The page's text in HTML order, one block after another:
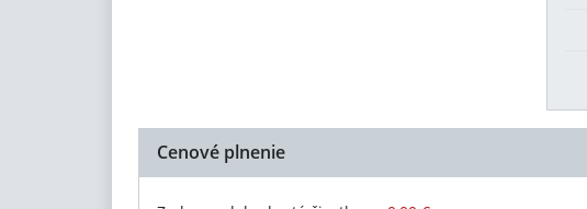
Cenové plnenie